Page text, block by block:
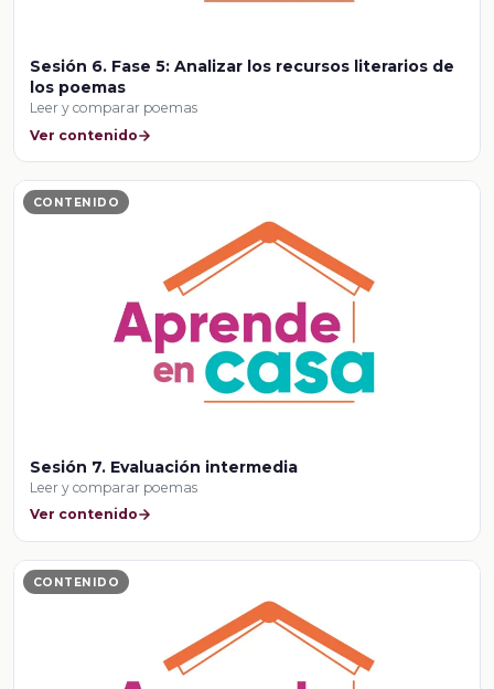
Sesión 6. Fase 5: Analizar los recursos literarios de
los poemas
Leer y comparar poemas
Ver contenido
CONTENIDO
Sesión 7. Evaluación intermedia
Leer y comparar poemas
Ver contenido
CONTENIDO